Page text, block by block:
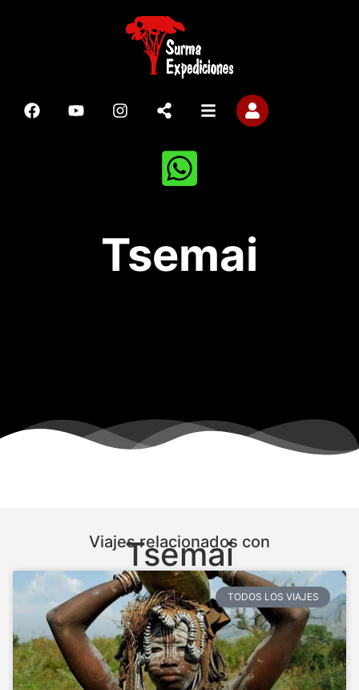
Tsemai
Viajes relacionados con
Tsemai
TODOS LOS VIAJES